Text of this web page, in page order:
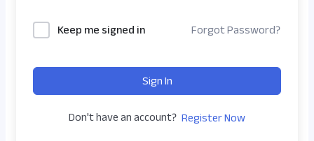
Keep me signed in Forgot Password?
Sign In
Don't have an account? Register Now